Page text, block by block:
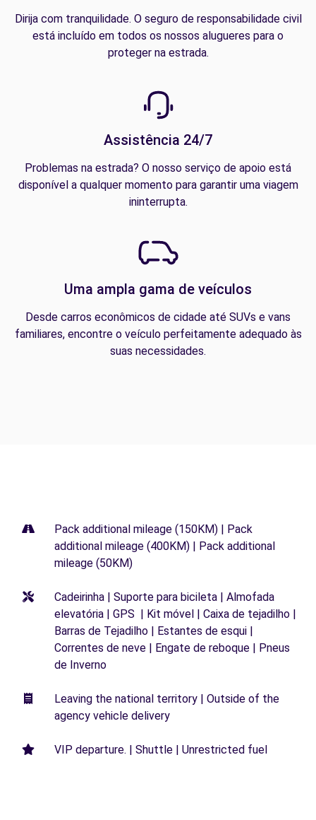
Dirija com tranquilidade. O seguro de responsabilidade civil
está incluído em todos os nossos alugueres para o
proteger na estrada.
Assistência 24/7
Problemas na estrada? O nosso serviço de apoio está
disponível a qualquer momento para garantir uma viagem
ininterrupta.
Uma ampla gama de veículos
Desde carros econômicos de cidade até SUVs e vans
familiares, encontre o veículo perfeitamente adequado às
suas necessidades.
Pack additional mileage (150KM) | Pack
additional mileage (400KM) | Pack additional
mileage (50KM)
Cadeirinha | Suporte para bicileta | Almofada
elevatória | GPS | Kit móvel | Caixa de tejadilho |
Barras de Tejadilho | Estantes de esqui |
Correntes de neve | Engate de reboque | Pneus
de Inverno
Leaving the national territory | Outside of the
agency vehicle delivery
VIP departure. | Shuttle | Unrestricted fuel